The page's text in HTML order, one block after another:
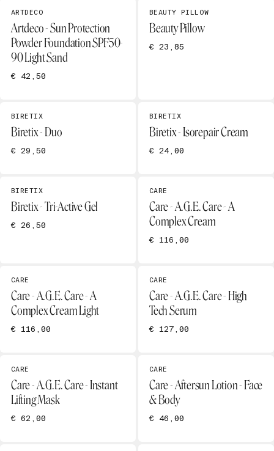
ARTDECO
Artdeco - Sun Protection
Powder Foundation SPF50-
90 Light Sand
€ 42,50
BEAUTY PILLOW
Beauty Pillow
€ 23,85
BIRETIX
Biretix - Duo
€ 29,50
BIRETIX
Biretix - Isorepair Cream
€ 24,00
BIRETIX
Biretix - Tri-Active Gel
€ 26,50
CARE
Care - A.G.E. Care - A
Complex Cream
€ 116,00
CARE
Care - A.G.E. Care - A
Complex Cream Light
€ 116,00
CARE
Care - A.G.E. Care - High
Tech Serum
€ 127,00
CARE
Care - A.G.E. Care - Instant
Lifting Mask
€ 62,00
CARE
Care - Aftersun Lotion - Face
& Body
€ 46,00